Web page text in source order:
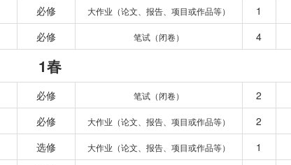
必修 大作业（论文、报告、项目或作品等） 1
必修 笔试（闭卷） 4
1春
必修 笔试（闭卷） 2
必修 大作业（论文、报告、项目或作品等） 2
选修 大作业（论文、报告、项目或作品等） 1